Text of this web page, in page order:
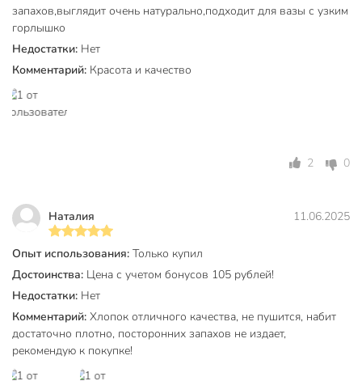
запахов,выглядит очень натурально,подходит для вазы с узким
горлышко
Недостатки: Нет
Комментарий: Красота и качество
2 0
Наталия 11.06.2025
Опыт использования: Только купил
Достоинства: Цена с учетом бонусов 105 рублей!
Недостатки: Нет
Комментарий: Хлопок отличного качества, не пушится, набит
достаточно плотно, посторонних запахов не издает,
рекомендую к покупке!